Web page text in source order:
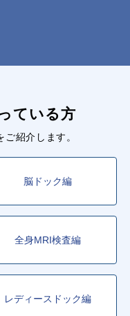
ている方
紹介します。
脳ドック編
全身MRI検査編
レディースドック編